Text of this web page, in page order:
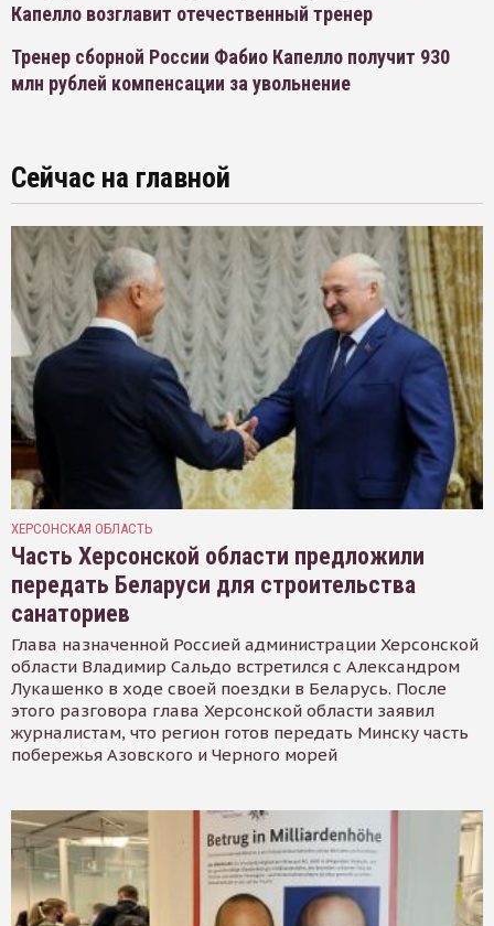
Капелло возглавит отечественный тренер
Тренер сборной России Фабио Капелло получит 930
млн рублей компенсации за увольнение
Сейчас на главной
ХЕРСОНСКАЯ ОБЛАСТЬ
Часть Херсонской области предложили
передать Беларуси для строительства
санаториев
Глава назначенной Россией администрации Херсонской
области Владимир Сальдо встретился с Александром
Лукашенко в ходе своей поездки в Беларусь. После
этого разговора глава Херсонской области заявил
журналистам, что регион готов передать Минску часть
побережья Азовского и Черного морей